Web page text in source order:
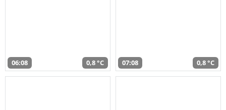
06:08 0,8 °C 07:08 0,8 °C